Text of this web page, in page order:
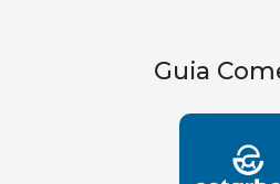
Guia